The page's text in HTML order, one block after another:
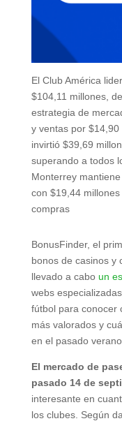
El Club América
$104,11 millones,
estrategia de
y ventas por $14,90
invirtió $39,69
superando a todos
Monterrey
con $19,44
compras
BonusFinder, el
bonos de casinos y
llevado a cabo un
webs
fútbol para conocer
más valorados y
en el pasado verano.
El mercado de
pasado 14 de
interesante en
los clubes. Según